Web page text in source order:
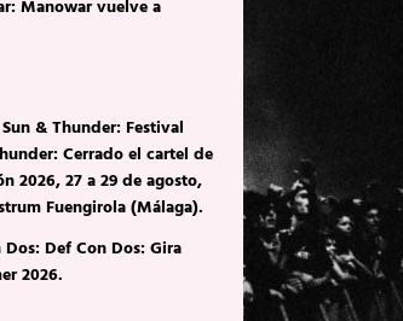
Manowar vuelve a
& Thunder: Festival
Cerrado el cartel de
2026, 27 a 29 de agosto,
Fuengirola (Málaga).
Def Con Dos: Gira
2026.